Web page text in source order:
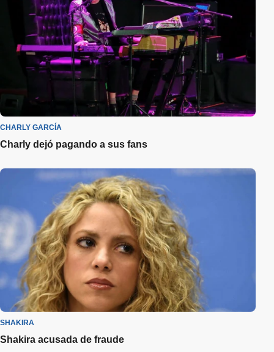
CHARLY GARCÍA
Charly dejó pagando a sus fans
SHAKIRA
Shakira acusada de fraude